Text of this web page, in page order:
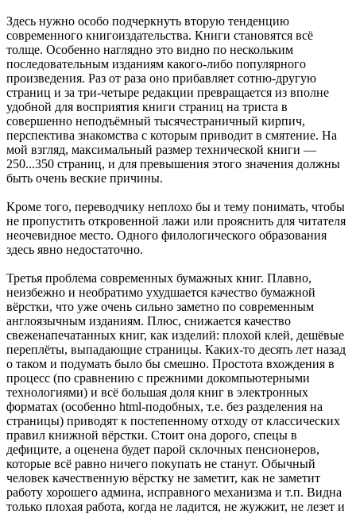
Здесь нужно особо подчеркнуть вторую тенденцию
современного книгоиздательства. Книги становятся всё
толще. Особенно наглядно это видно по нескольким
последовательным изданиям какого-либо популярного
произведения. Раз от раза оно прибавляет сотню-другую
страниц и за три-четыре редакции превращается из вполне
удобной для восприятия книги страниц на триста в
совершенно неподъёмный тысячестраничный кирпич,
перспектива знакомства с которым приводит в смятение. На
мой взгляд, максимальный размер технической книги —
250...350 страниц, и для превышения этого значения должны
быть очень веские причины.
Кроме того, переводчику неплохо бы и тему понимать, чтобы
не пропустить откровенной лажи или прояснить для читателя
неочевидное место. Одного филологического образования
здесь явно недостаточно.
Третья проблема современных бумажных книг. Плавно,
неизбежно и необратимо ухудшается качество бумажной
вёрстки, что уже очень сильно заметно по современным
англоязычным изданиям. Плюс, снижается качество
свеженапечатанных книг, как изделий: плохой клей, дешёвые
переплёты, выпадающие страницы. Каких-то десять лет назад
о таком и подумать было бы смешно. Простота вхождения в
процесс (по сравнению с прежними докомпьютерными
технологиями) и всё большая доля книг в электронных
форматах (особенно html-подобных, т.е. без разделения на
страницы) приводят к постепенному отходу от классических
правил книжной вёрстки. Стоит она дорого, спецы в
дефиците, а оценена будет парой склочных пенсионеров,
которые всё равно ничего покупать не станут. Обычный
человек качественную вёрстку не заметит, как не заметит
работу хорошего админа, исправного механизма и т.п. Видна
только плохая работа, когда не ладится, не жужжит, не лезет и